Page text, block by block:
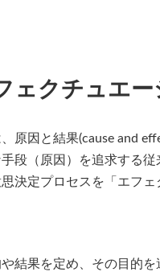
ェクチュエー
原因と結果(cause and
段（原因）を追求する
決定プロセスを「エフ
結果を定め、その目的